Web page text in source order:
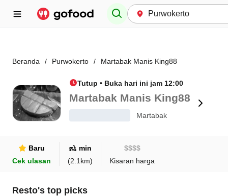
Beranda / Purwokerto / Martabak Manis King88
Tutup • Buka hari ini jam 12:00
Martabak Manis King88
Martabak
Baru
Cek ulasan
min
(2.1 km)
$$$$
Kisaran harga
Resto's top picks